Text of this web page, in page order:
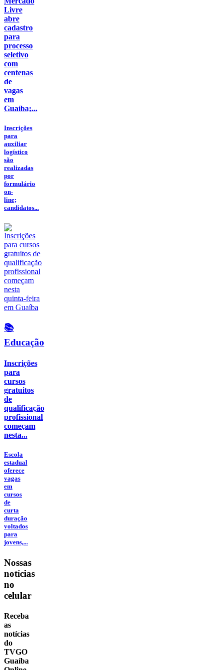
Livre
abre
cadastro
para
processo
seletivo
com
centenas
de
vagas
em
Guaíba;...
Inscrições
para
auxiliar
logístico
são
realizadas
por
formulário
on-
line;
candidatos...
📚
Educação
Inscrições
para
cursos
gratuitos
de
qualificação
profissional
começam
nesta...
Escola
estadual
oferece
vagas
em
cursos
de
curta
duração
voltados
para
jovens,...
Nossas
notícias
no
celular
Receba
as
notícias
do
TVGO
Guaíba